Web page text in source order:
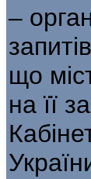
–
що
на її